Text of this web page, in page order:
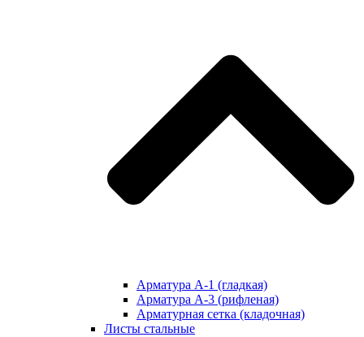
Арматура А-1 (гладкая)
Арматура А-3 (рифленая)
Арматурная сетка (кладочная)
Листы стальные